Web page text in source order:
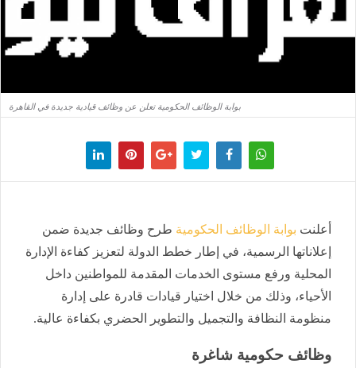
بوابة الوظائف الحكومية تعلن عن وظائف قيادية جديدة في القاهرة
أعلنت بوابة الوظائف الحكومية طرح وظائف جديدة ضمن
إعلاناتها الرسمية، في إطار خطط الدولة لتعزيز كفاءة الإدارة
المحلية ورفع مستوى الخدمات المقدمة للمواطنين داخل
الأحياء، وذلك من خلال اختيار قيادات قادرة على إدارة
منظومة النظافة والتجميل والتطوير الحضري بكفاءة عالية.
وظائف حكومية شاغرة